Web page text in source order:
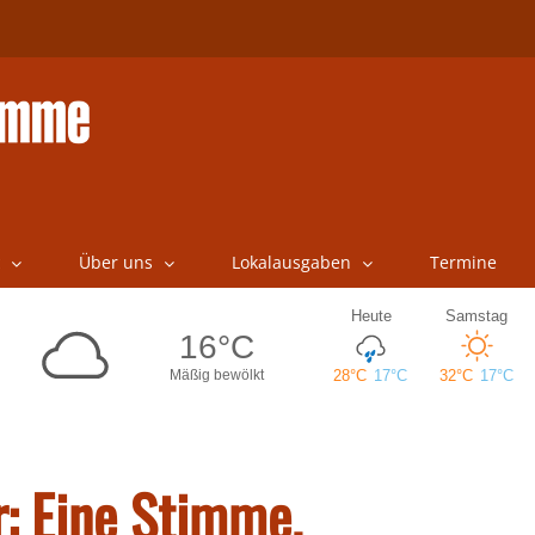
Über uns Lokalausgaben Termine
Eine Stimme.